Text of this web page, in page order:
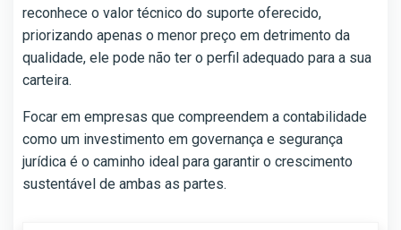
reconhece o valor técnico do suporte oferecido,
priorizando apenas o menor preço em detrimento da
qualidade, ele pode não ter o perfil adequado para a sua
carteira.
Focar em empresas que compreendem a contabilidade
como um investimento em governança e segurança
jurídica é o caminho ideal para garantir o crescimento
sustentável de ambas as partes.